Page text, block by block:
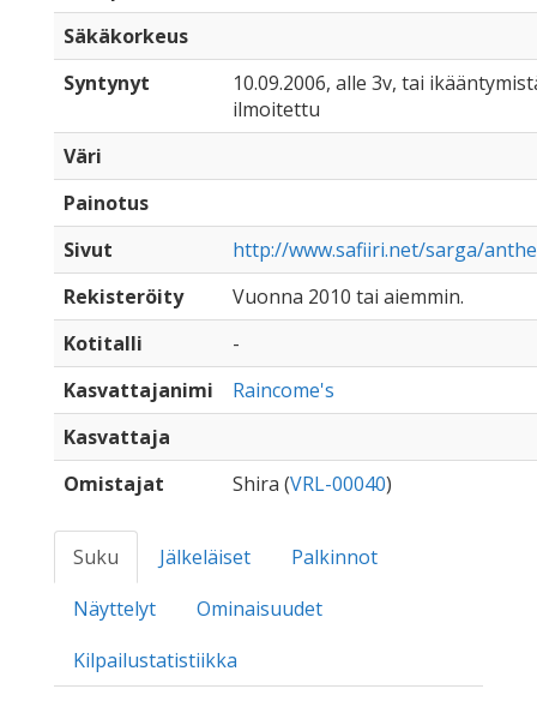
Säkäkorkeus
Syntynyt
10.09.2006, alle 3v, tai
ilmoitettu
Väri
Painotus
Sivut
http://www.safiiri.net/sarga/
Rekisteröity
Vuonna 2010 tai aiemmin.
Kotitalli
-
Kasvattajanimi
Raincome's
Kasvattaja
Omistajat
Shira (VRL-00040)
Suku Jälkeläiset
Palkinnot
Näyttelyt
Ominaisuudet
Kilpailustatistiikka